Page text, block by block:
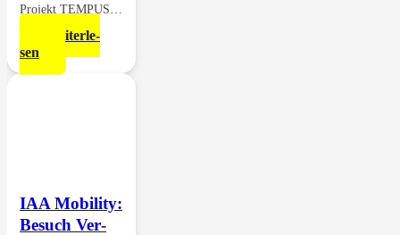
Pro­jekt TEMPUS…
Wei­ter­le­
sen
IAA Mobi­li­ty:
Besuch Ver­